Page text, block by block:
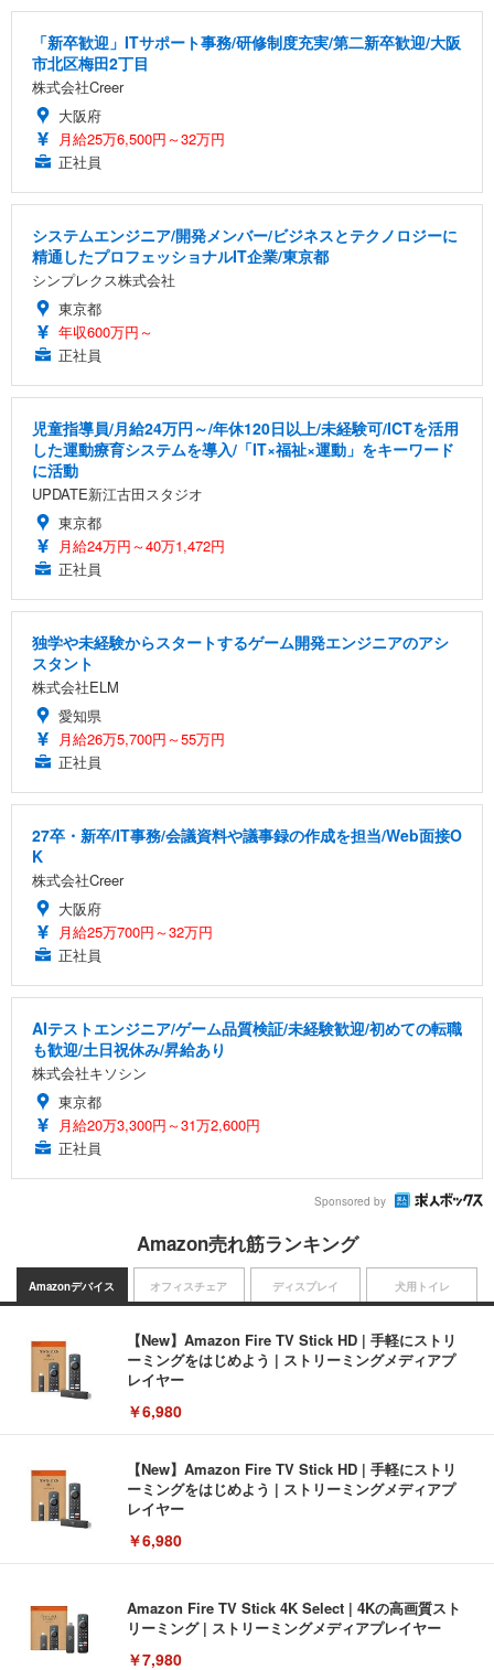
「新卒歓迎」ITサポート事務/研修制度充実/第二新卒歓迎/大阪
市北区梅田2丁目
株式会社Creer
大阪府
月給25万6,500円～32万円
正社員
システムエンジニア/開発メンバー/ビジネスとテクノロジーに
精通したプロフェッショナルIT企業/東京都
シンプレクス株式会社
東京都
年収600万円～
正社員
児童指導員/月給24万円～/年休120日以上/未経験可/ICTを活用
した運動療育システムを導入/「IT×福祉×運動」をキーワード
に活動
UPDATE新江古田スタジオ
東京都
月給24万円～40万1,472円
正社員
独学や未経験からスタートするゲーム開発エンジニアのアシ
スタント
株式会社ELM
愛知県
月給26万5,700円～55万円
正社員
27卒・新卒/IT事務/会議資料や議事録の作成を担当/Web面接O
K
株式会社Creer
大阪府
月給25万700円～32万円
正社員
AIテストエンジニア/ゲーム品質検証/未経験歓迎/初めての転職
も歓迎/土日祝休み/昇給あり
株式会社キソシン
東京都
月給20万3,300円～31万2,600円
正社員
Sponsored by
Amazon売れ筋ランキング
Amazonデバイス
【New】Amazon Fire TV Stick HD | 手軽にストリ
ーミングをはじめよう | ストリーミングメディアプ
レイヤー
￥6,980
【New】Amazon Fire TV Stick HD | 手軽にストリ
ーミングをはじめよう | ストリーミングメディアプ
レイヤー
￥6,980
Amazon Fire TV Stick 4K Select | 4Kの高画質スト
リーミング | ストリーミングメディアプレイヤー
￥7,980
オフィスチェア ディスプレイ 犬用トイレ